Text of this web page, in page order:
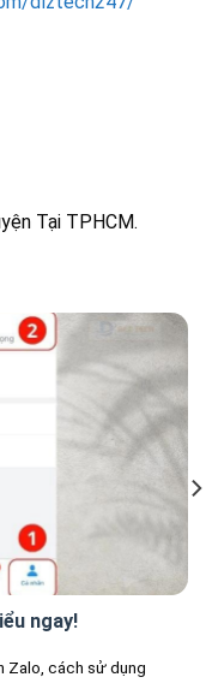
Tại TPHCM.
ngay!
Zalo, cách sử dụng